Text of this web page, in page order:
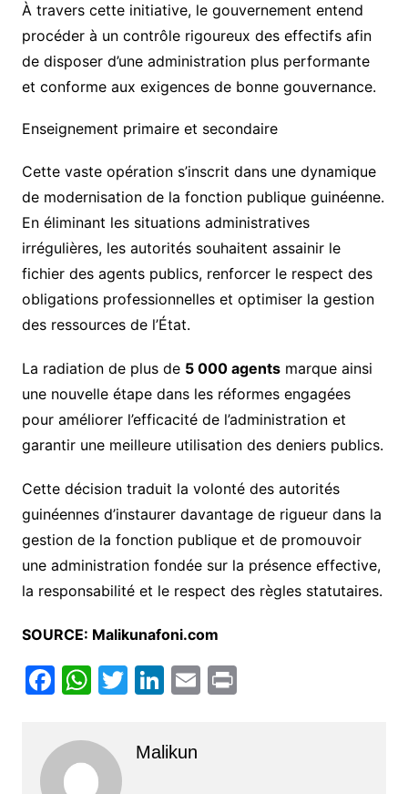
À travers cette initiative, le gouvernement entend
procéder à un contrôle rigoureux des effectifs afin
de disposer d’une administration plus performante
et conforme aux exigences de bonne gouvernance.
Enseignement primaire et secondaire
Cette vaste opération s’inscrit dans une dynamique
de modernisation de la fonction publique guinéenne.
En éliminant les situations administratives
irrégulières, les autorités souhaitent assainir le
fichier des agents publics, renforcer le respect des
obligations professionnelles et optimiser la gestion
des ressources de l’État.
La radiation de plus de 5 000 agentsmarque ainsi
une nouvelle étape dans les réformes engagées
pour améliorer l’efficacité de l’administration et
garantir une meilleure utilisation des deniers publics.
Cette décision traduit la volonté des autorités
guinéennes d’instaurer davantage de rigueur dans la
gestion de la fonction publique et de promouvoir
une administration fondée sur la présence effective,
la responsabilité et le respect des règles statutaires.
SOURCE: Malikunafoni.com
F
c
e
W
at
s
T
itt
er
Li
k
e
E Pr
Malikun